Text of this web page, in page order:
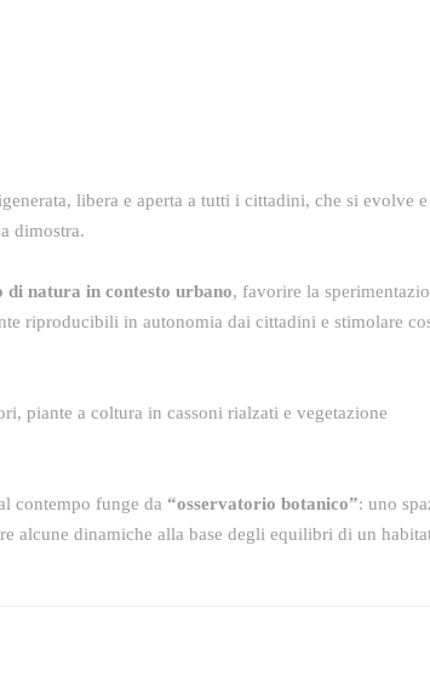
libera e aperta a tutti i cittadini, che si evolve e
dimostra.
di natura in contesto urbano, favorire la
riproducibili in autonomia dai cittadini e stimolare
piante a coltura in cassoni rialzati e vegetazione
contempo funge da “osservatorio botanico”: uno
alcune dinamiche alla base degli equilibri di un